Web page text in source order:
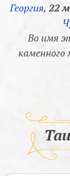
Георгия, 22
Во имя
каменного